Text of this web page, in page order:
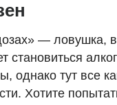
— ловушка,
тут все
Хотите